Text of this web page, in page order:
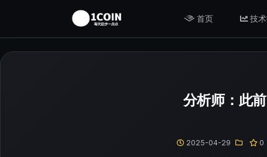
首页 技
分析师：此
2025-04-29 0